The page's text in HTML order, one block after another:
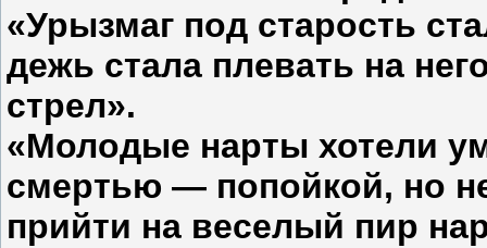
«Урызмаг под старость
дежь стала плевать на
стрел».
«Молодые нарты хотели
смертью — попойкой, но
прийти на веселый пир